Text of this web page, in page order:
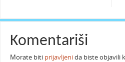
Komentariši
Morate biti prijavljenida biste objavili